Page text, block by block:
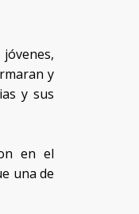
y
y sus
en el
una de